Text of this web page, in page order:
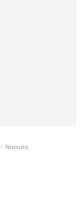
- Ναουσα